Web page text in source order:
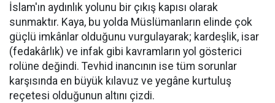
İslam'ın aydınlık yolunu bir çıkış kapısı olarak
sunmaktır. Kaya, bu yolda Müslümanların elinde çok
güçlü imkânlar olduğunu vurgulayarak; kardeşlik, isar
(fedakârlık) ve infak gibi kavramların yol gösterici
rolüne değindi. Tevhid inancının ise tüm sorunlar
karşısında en büyük kılavuz ve yegâne kurtuluş
reçetesi olduğunun altını çizdi.